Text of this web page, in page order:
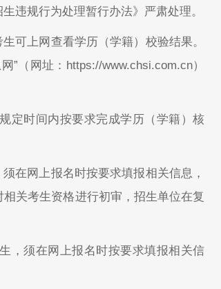
违规行为处理暂行办法》严肃处理。
可上网查看学历（学籍）校验结果。
”（网址：https://www.chsi.com.cn）
定时间内按要求完成学历（学籍）核
在网上报名时按要求填报相关信息，
关考生资格进行初审，招生单位在复
，须在网上报名时按要求填报相关信